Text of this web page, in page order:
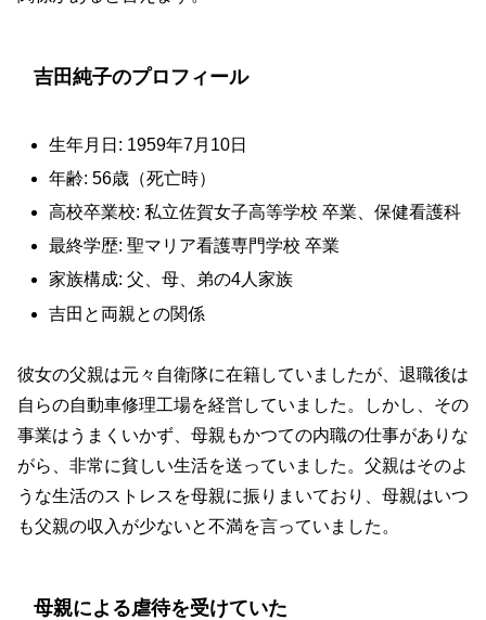
吉田純子のプロフィール
生年月日: 1959年7月10日
年齢: 56歳（死亡時）
高校卒業校: 私立佐賀女子高等学校 卒業、保健看護科
最終学歴: 聖マリア看護専門学校 卒業
家族構成: 父、母、弟の4人家族
吉田と両親との関係
彼女の父親は元々自衛隊に在籍していましたが、退職後は
自らの自動車修理工場を経営していました。しかし、その
事業はうまくいかず、母親もかつての内職の仕事がありな
がら、非常に貧しい生活を送っていました。父親はそのよ
うな生活のストレスを母親に振りまいており、母親はいつ
も父親の収入が少ないと不満を言っていました。
母親による虐待を受けていた